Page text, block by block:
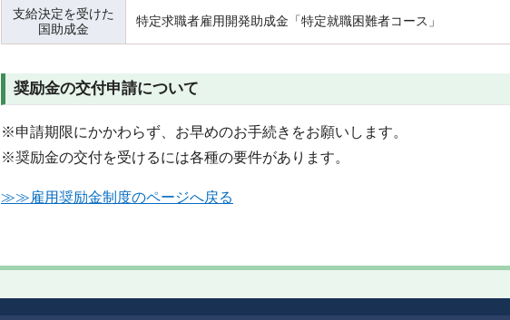
支給決定を受けた
国助成金
特定求職者雇用開発助成金「特定就職困難者コース」
奨励金の交付申請について
※申請期限にかかわらず、お早めのお手続きをお願いします。
※奨励金の交付を受けるには各種の要件があります。
≫≫雇用奨励金制度のページへ戻る